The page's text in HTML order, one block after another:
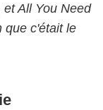
All You Need
que c'était le